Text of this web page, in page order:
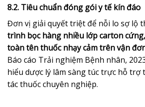
8.2. Tiêu chuẩn đóng gói y tế kín đáo
Đơn vị giải quyết triệt để nỗi lo sợ lộ
trình bọc hàng nhiều lớp carton
toàn tên thuốc nhạy cảm trên vận
Báo cáo Trải nghiệm Bệnh nhân,
hiểu dược lý lâm sàng túc trực hỗ trợ
tác thuốc chuyên nghiệp.